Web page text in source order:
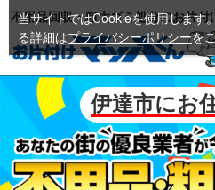
不用品回収・粗大ゴミ処分のお片付
伊達市にお
当サイトではCookieを使用します
る詳細はプライバシーポリシーを